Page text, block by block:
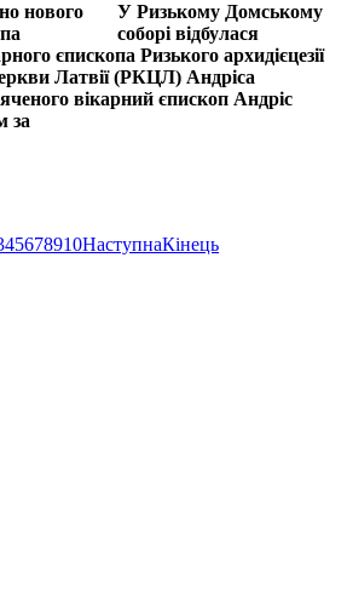
У Ризькому Домському
соборі відбулася
єпископа Ризького архидієцезії
Латвії (РКЦЛ) Андріса
вікарний єпископ Андріс
за
45678910НаступнаКінець